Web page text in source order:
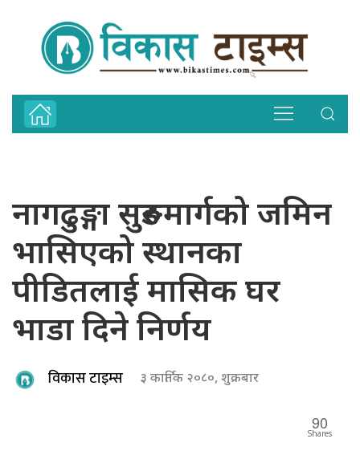
नागढुङ्गा सुरुङमार्गको जमिन
भासिएको स्थानका
पीडितलाई मासिक घर
भाडा दिने निर्णय
विकास टाइम्स ३ कार्तिक २०८०, शुक्रबार
90
Shares